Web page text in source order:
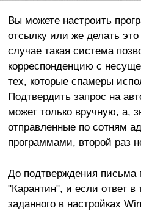
Вы можете настроить
отсылку или же делать
случае такая система
корреспонденцию с
тех, которые спамеры
Подтвердить запрос на
может только вручную, а,
отправленные по сотням
программами, второй раз
До подтверждения письма
"Карантин", и если ответ в
заданного в настройках